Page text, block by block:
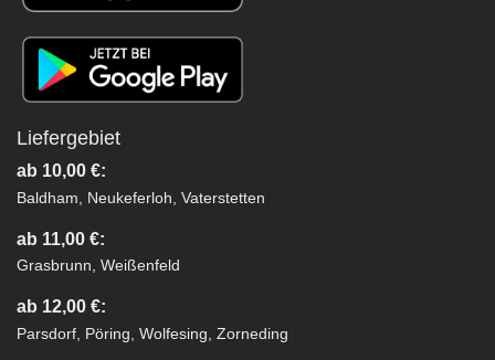
Liefergebiet
ab 10,00 €:
Baldham, Neukeferloh, Vaterstetten
ab 11,00 €:
Grasbrunn, Weißenfeld
ab 12,00 €:
Parsdorf, Pöring, Wolfesing, Zorneding